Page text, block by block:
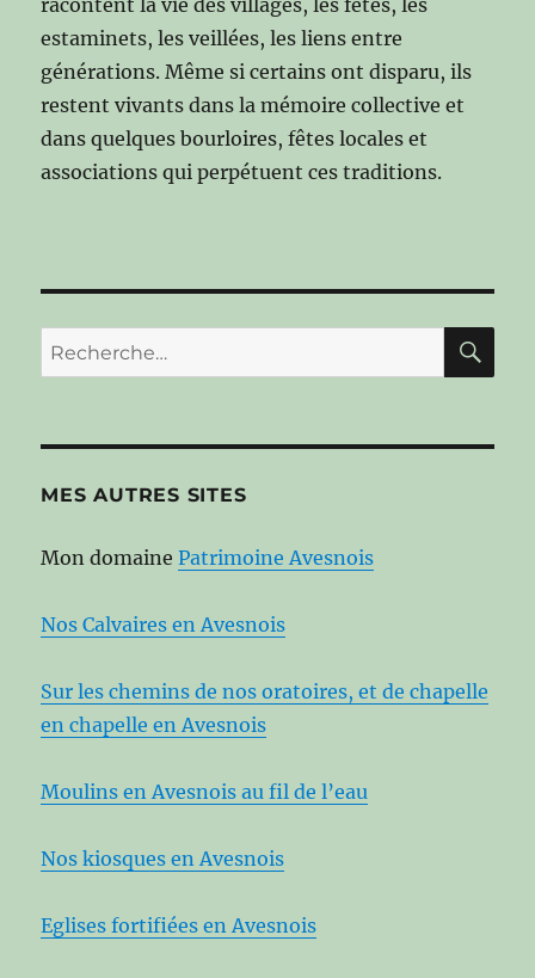
estaminets, les veillées, les liens entre
générations. Même si certains ont disparu, ils
restent vivants dans la mémoire collective et
dans quelques bourloires, fêtes locales et
associations qui perpétuent ces traditions.
Recherche
pour :
MES AUTRES SITES
Mon domainePatrimoine Avesnois
Nos Calvaires en Avesnois
Sur les chemins de nos oratoires, et de chapelle
en chapelle en Avesnois
Moulins en Avesnois au fil de l’eau
Nos kiosques en Avesnois
Eglises fortifiées en Avesnois